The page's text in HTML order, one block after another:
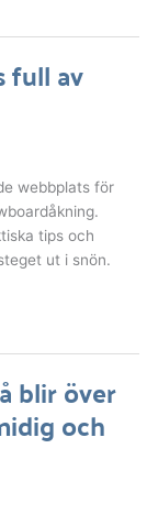
full av
webbplats för
tips och
ut i snön.
blir över
och